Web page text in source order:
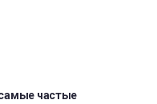
частые